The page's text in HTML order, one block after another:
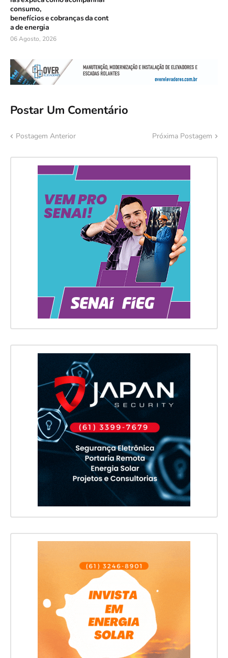
consumo,
benefícios e cobranças da cont
a de energia
06 Agosto, 2026
Postar Um Comentário
Postagem Anterior Próxima Postagem